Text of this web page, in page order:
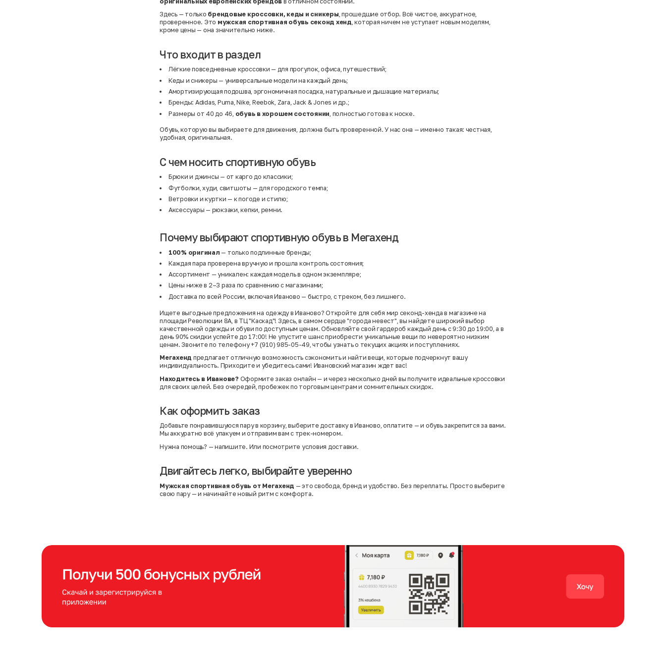
Здесь — только брендовые кроссовки, кеды и сникеры, прошедшие отбор. Всё чистое, аккуратное,
проверенное. Это мужская спортивная обувь секонд хенд, которая ничем не уступает новым моделям,
кроме цены — она значительно ниже.
Что входит в раздел
Лёгкие повседневные кроссовки — для прогулок, офиса, путешествий;
Кеды и сникеры — универсальные модели на каждый день;
Амортизирующая подошва, эргономичная посадка, натуральные и дышащие материалы;
Бренды: Adidas, Puma, Nike, Reebok, Zara, Jack & Jones и др.;
Размеры от 40 до 46, обувь в хорошем состоянии , полностью готова к носке.
Обувь, которую вы выбираете для движения, должна быть проверенной. У нас она — именно такая: честная,
удобная, оригинальная.
С чем носить спортивную обувь
Брюки и джинсы — от карго до классики;
Футболки, худи, свитшоты — для городского темпа;
Ветровки и куртки — к погоде и стилю;
Аксессуары — рюкзаки, кепки, ремни.
Почему выбирают спортивную обувь в Мегахенд
100% оригинал — только подлинные бренды;
Каждая пара проверена вручную и прошла контроль состояния;
Ассортимент — уникален: каждая модель в одном экземпляре;
Цены ниже в 2–3 раза по сравнению с магазинами;
Доставка по всей России, включая Иваново — быстро, с треком, без лишнего.
Ищете выгодные предложения на одежду в Иваново? Откройте для себя мир секонд-хенда в магазине на
площади Революции 8А, в ТЦ "Каскад"! Здесь, в самом сердце "города невест", вы найдете широкий выбор
качественной одежды и обуви по доступным ценам. Обновляйте свой гардероб каждый день с 9:30 до 19:00, а в
день 90% скидки успейте до 17:00! Не упустите шанс приобрести уникальные вещи по невероятно низким
ценам. Звоните по телефону +7 (910) 985-05-49, чтобы узнать о текущих акциях и поступлениях.
Мегахенд предлагает отличную возможность сэкономить и найти вещи, которые подчеркнут вашу
индивидуальность. Приходите и убедитесь сами! Ивановский магазин ждет вас!
Находитесь в Иванове? Оформите заказ онлайн — и через несколько дней вы получите идеальные кроссовки
для своих целей. Без очередей, пробежек по торговым центрам и сомнительных скидок.
Как оформить заказ
Добавьте понравившуюся пару в корзину, выберите доставку в Иваново, оплатите — и обувь закрепится за вами.
Мы аккуратно всё упакуем и отправим вам с трек-номером.
Нужна помощь? — напишите. Или посмотрите условия доставки.
Двигайтесь легко, выбирайте уверенно
Мужская спортивная обувь от Мегахенд — это свобода, бренд и удобство. Без переплаты. Просто выберите
свою пару — и начинайте новый ритм с комфорта.